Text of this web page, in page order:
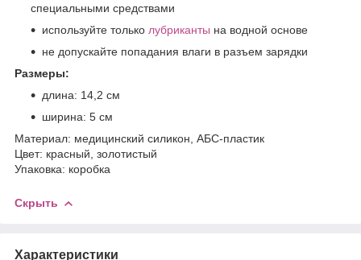
специальными средствами
используйте только лубриканты на водной основе
не допускайте попадания влаги в разъем зарядки
Размеры:
длина: 14,2 см
ширина: 5 см
Материал: медицинский силикон, АБС-пластик
Цвет: красный, золотистый
Упаковка: коробка
Скрыть
Характеристики